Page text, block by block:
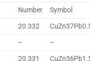
Number
Symbol
20.332
–
–
20.331